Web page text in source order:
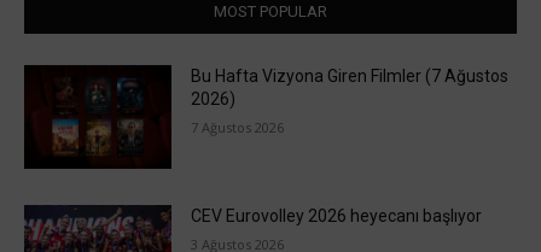
MOST POPULAR
Bu Hafta Vizyona Giren Filmler (7 Ağustos
2026)
7 Ağustos 2026
CEV Eurovolley 2026 heyecanı başlıyor
3 Ağustos 2026